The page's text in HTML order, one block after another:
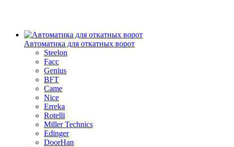
Автоматика для откатных ворот
Steelon
Facc
Genius
BFT
Came
Nice
Erreka
Rotelli
Miller Technics
Edinger
DoorHan